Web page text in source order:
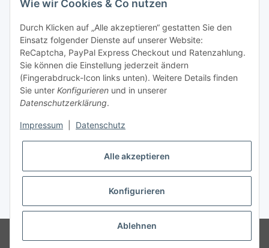
Fax: +49 (0) 5132 8230693
E-Mail:mail@signalweste.net
* Alle Preise zzgl. gesetzlicher USt., zzgl.Versand
Wie wir Cookies & Co nutzen
Durch Klicken auf „Alle akzeptieren“ gestatten Sie den
Einsatz folgender Dienste auf unserer Website:
ReCaptcha, PayPal Express Checkout und Ratenzahlung.
Sie können die Einstellung jederzeit ändern
(Fingerabdruck-Icon links unten). Weitere Details finden
Sie unter Konfigurieren und in unserer
Datenschutzerklärung.
Impressum Datenschutz
Alle akzeptieren
Konfigurieren
Ablehnen